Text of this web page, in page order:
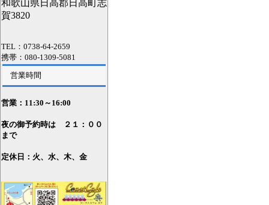
和歌山県日高郡日高町志
賀3820
TEL：0738-64-2659
携帯：080-1309-5081
営業時間
営業：11:30～16:00
夜の御予約時は ２１：００
まで
定休日：火、水、木、金